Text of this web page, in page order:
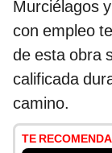
Murciélagos
con empleo
de esta obra
calificada
camino.
TE